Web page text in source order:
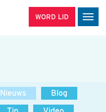
WORD LID
Nieuws
Blog